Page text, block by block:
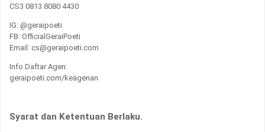
CS3 0813 8080 4430
IG: @geraipoeti
FB: OfficialGeraiPoeti
Email: cs@geraipoeti.com
Info Daftar Agen:
geraipoeti.com/keagenan
Syarat dan Ketentuan Berlaku.